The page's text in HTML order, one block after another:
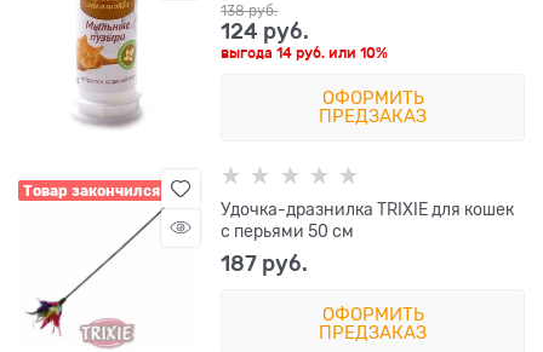
138 руб.
124 руб.
выгода14 руб. или10%
ОФОРМИТЬ
ПРЕДЗАКАЗ
Товар закончился
Удочка-дразнилка TRIXIE для кошек
с перьями 50 см
187 руб.
ОФОРМИТЬ
ПРЕДЗАКАЗ